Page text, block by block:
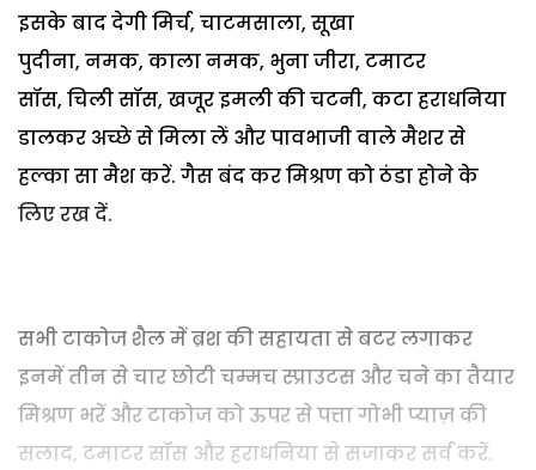
इसके बाद देगी मिर्च, चाटमसाला, सूखा
पुदीना, नमक, काला नमक, भुना जीरा, टमाटर
सॉस, चिली सॉस, खजूर इमली की चटनी, कटा हराधनिया
डालकर अच्छे से मिला लें और पावभाजी वाले मैशर से
हल्का सा मैश करें. गैस बंद कर मिश्रण को ठंडा होने के
लिए रख दें.
सभी टाकोज शैल में ब्रश की सहायता से बटर लगाकर
इनमें तीन से चार छोटी चम्मच स्प्राउटस और चने का तैयार
मिश्रण भरें और टाकोज को ऊपर से पत्ता गोभी प्याज़ की
सलाद, टमाटर सॉस और हराधनिया से सजाकर सर्व करें.